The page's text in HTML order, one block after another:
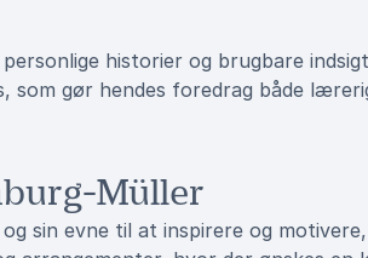
historier og brugbare
som gør hendes foredrag både
Müller
sin evne til at inspirere og